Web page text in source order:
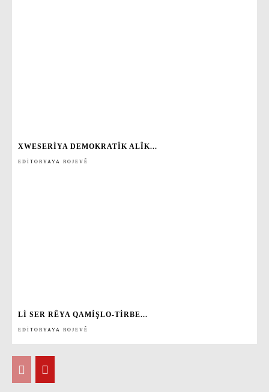
XWESERIYA DEMOKRATÎK ALÎK...
EDITORYAYA ROJEVÊ
LI SER RÊYA QAMIŞLO-TIRBE...
EDITORYAYA ROJEVÊ